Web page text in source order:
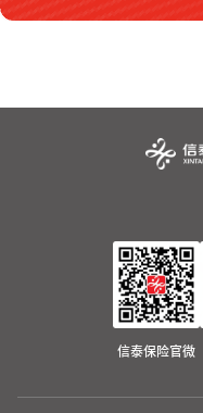
信泰保险官微